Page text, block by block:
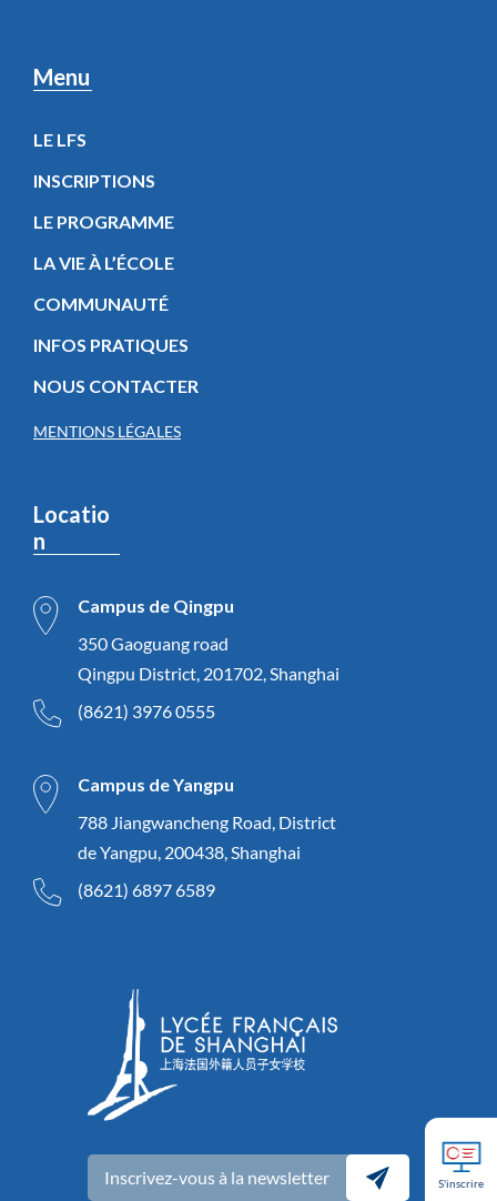
S'inscrire
Menu
LE LFS
INSCRIPTIONS
LE PROGRAMME
LA VIE À L’ÉCOLE
COMMUNAUTÉ
INFOS PRATIQUES
NOUS CONTACTER
MENTIONS LÉGALES
Locatio
n
Campus de Qingpu
350 Gaoguang road
Qingpu District, 201702, Shanghai
(8621) 3976 0555
Campus de Yangpu
788 Jiangwancheng Road, District
de Yangpu, 200438, Shanghai
(8621) 6897 6589
Inscrivez-vous à la newsletter